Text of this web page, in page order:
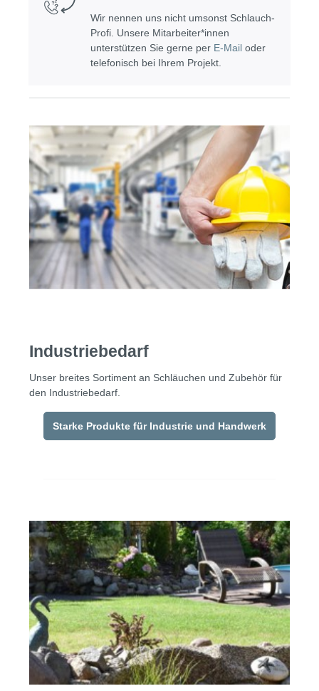
Wir nennen uns nicht umsonst Schlauch-
Profi. Unsere Mitarbeiter*innen
unterstützen Sie gerne per E-Mail oder
telefonisch bei Ihrem Projekt.
Industriebedarf
Unser breites Sortiment an Schläuchen und Zubehör für
den Industriebedarf.
Starke Produkte für Industrie und Handwerk